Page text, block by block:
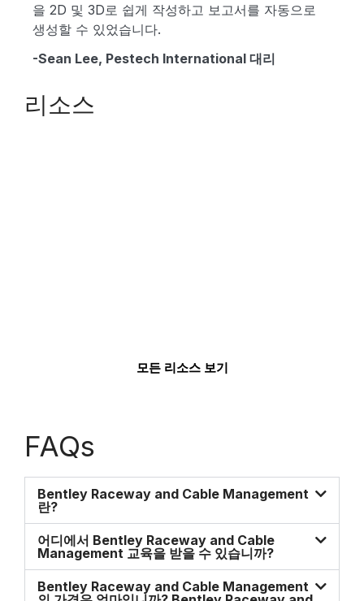
을 2D 및 3D로 쉽게 작성하고 보고서를 자동으로
생성할 수 있었습니다.
-Sean Lee, Pestech International 대리
리소스
모든 리소스 보기
FAQs
Bentley Raceway and Cable Management
란?
어디에서 Bentley Raceway and Cable
Management 교육을 받을 수 있습니까?
Bentley Raceway and Cable Management